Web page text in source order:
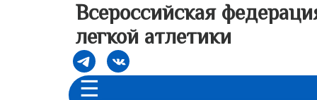
Всероссийская
легкой атлетики
☰